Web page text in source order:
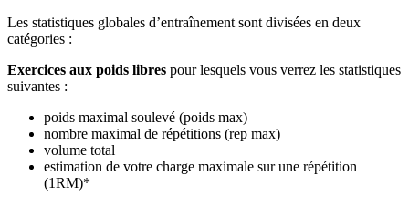
Les statistiques globales d’entraînement sont divisées en deux
catégories :
Exercices aux poids libres pour lesquels vous verrez les statistiques
suivantes :
poids maximal soulevé (poids max)
nombre maximal de répétitions (rep max)
volume total
estimation de votre charge maximale sur une répétition
(1RM)*